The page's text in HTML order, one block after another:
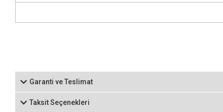
Garanti ve Teslimat
Taksit Seçenekleri